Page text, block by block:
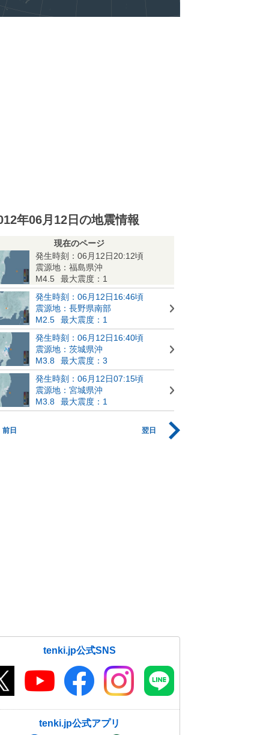
年06月12日の地震情報
現在のページ
発生時刻：06月12日20:12頃
震源地：福島県沖
M4.5
最大震度：1
発生時刻：06月12日16:46頃
震源地：長野県南部
M2.5
最大震度：1
発生時刻：06月12日16:40頃
震源地：茨城県沖
M3.8
最大震度：3
発生時刻：06月12日07:15頃
震源地：宮城県沖
M3.8
最大震度：1
前日 翌日
tenki.jp公式SNS
tenki.jp公式アプリ